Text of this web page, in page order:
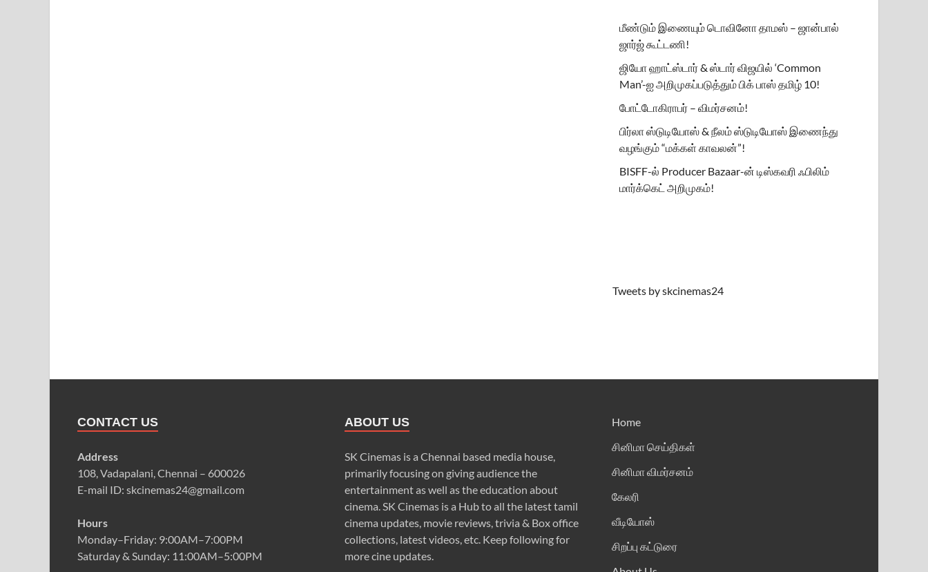
மீண்டும் இணையும் டொவினோ தாமஸ் – ஜான்பால்
ஜார்ஜ் கூட்டணி!
ஜியோ ஹாட்ஸ்டார் & ஸ்டார் விஜயில் ‘Common
Man’-ஐ அறிமுகப்படுத்தும் பிக் பாஸ் தமிழ் 10!
போட்டோகிராபர் – விமர்சனம்!
பிர்லா ஸ்டுடியோஸ் & நீலம் ஸ்டுடியோஸ் இணைந்து
வழங்கும் “மக்கள் காவலன்”!
BISFF-ல் Producer Bazaar-ன் டிஸ்கவரி ஃபிலிம்
மார்க்கெட் அறிமுகம்!
Tweets by skcinemas24
CONTACT US
Address
108, Vadapalani, Chennai – 600026
E-mail ID: skcinemas24@gmail.com
Hours
Monday–Friday: 9:00AM–7:00PM
Saturday & Sunday: 11:00AM–5:00PM
ABOUT US
SK Cinemas is a Chennai based media house,
primarily focusing on giving audience the
entertainment as well as the education about
cinema. SK Cinemas is a Hub to all the latest tamil
cinema updates, movie reviews, trivia & Box office
collections, latest videos, etc. Keep following for
more cine updates.
Home
சினிமா செய்திகள்
சினிமா விமர்சனம்
கேலரி
வீடியோஸ்
சிறப்பு கட்டுரை